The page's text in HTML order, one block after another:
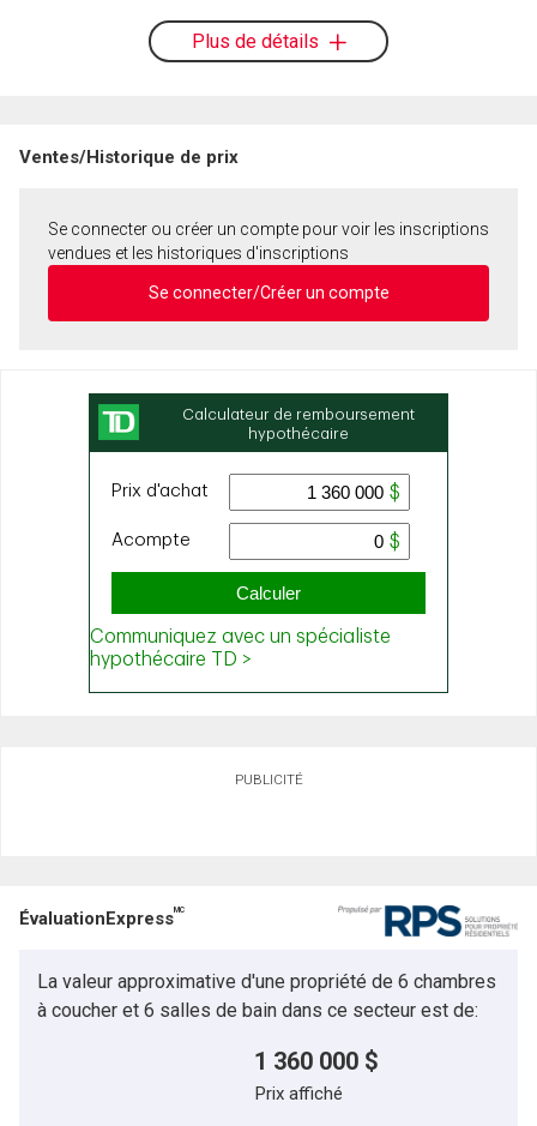
Plus de détails
Ventes/Historique de prix
Se connecter ou créer un compte pour voir les inscriptions
vendues et les historiques d'inscriptions
Se connecter/Créer un compte
PUBLICITÉ
ÉvaluationExpressMC
La valeur approximative d'une propriété de 6 chambres
à coucher et 6 salles de bain dans ce secteur est de:
1 360 000 $
Prix affiché